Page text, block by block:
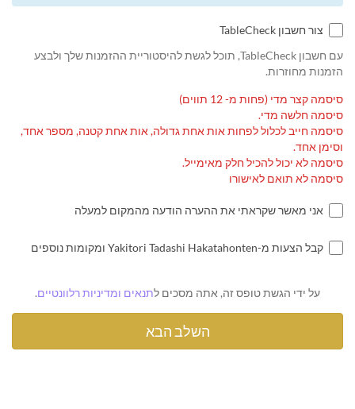
צור חשבון TableCheck
עם חשבון TableCheck, תוכל לגשת להיסטוריית ההזמנות שלך ולבצע
הזמנות מחוזרות.
סיסמה קצר מדי (פחות מ- 12 תווים)
סיסמה חלשה מדי.
סיסמה חייב לכלול לפחות אות אחת גדולה, אות אחת קטנה, מספר אחד,
וסימן אחד.
סיסמה לא יכול להכיל חלק מאימייל.
סיסמה לא תואם לאישורו
אני מאשר שקראתי את ההערה הודעה מהמקום למעלה
קבל הצעות מ-Yakitori Tadashi Hakatahonten ומקומות נוספים
על ידי הגשת טופס זה, אתה מסכים לתנאים ומדיניות רלוונטיים.